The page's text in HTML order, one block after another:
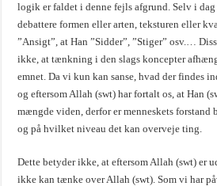
logik er faldet i denne fejls afgrund. Selv i
debattere formen eller arten, teksturen eller
”Ansigt”, at Han ”Sidder”, ”Stiger” osv.…
ikke, at tænkning i den slags koncepter
emnet. Da vi kun kan sanse, hvad der findes
og eftersom Allah (swt) har fortalt os, at Han
mængde viden, derfor er menneskets
og på hvilket niveau det kan overveje ting.
Dette betyder ikke, at eftersom Allah (swt) er
ikke kan tænke over Allah (swt). Som vi har